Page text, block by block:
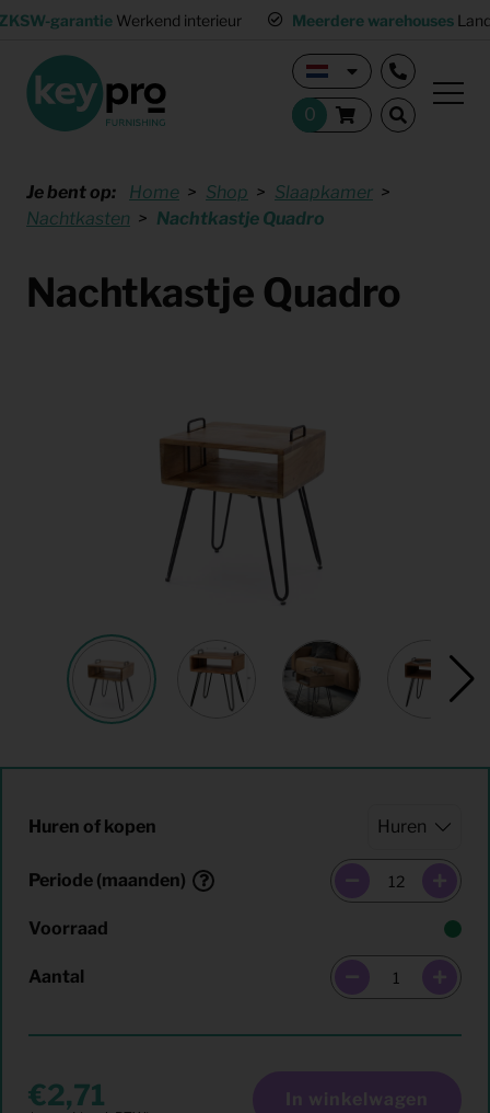
garantie Werkend interieur Meerdere warehouses
Je bent op: Home Shop
Slaapkamer
Nachtkasten
Nachtkastje Quadro
Nachtkastje Quadro
Huren of kopen
Periode (maanden)
Voorraad
Aantal
2,71 In winkelwagen